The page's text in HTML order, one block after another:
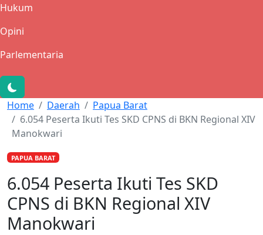
Hukum
Opini
Parlementaria
Home Daerah
Papua Barat
6.054 Peserta Ikuti Tes SKD CPNS di BKN Regional XIV
Manokwari
PAPUA BARAT
6.054 Peserta Ikuti Tes SKD
CPNS di BKN Regional XIV
Manokwari